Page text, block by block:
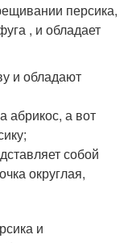
персика,
, и обладает
и обладают
абрикос, а вот
собой
округлая,